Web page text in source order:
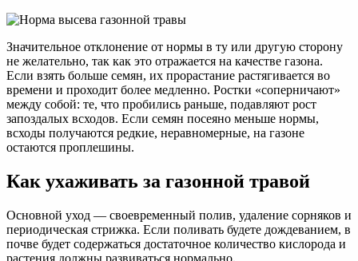
Значительное отклонение от нормы в ту или другую сторону
не желательно, так как это отражается на качестве газона.
Если взять больше семян, их прорастание растягивается во
времени и проходит более медленно. Ростки «соперничают»
между собой: те, что пробились раньше, подавляют рост
запоздалых всходов. Если семян посеяно меньше нормы,
всходы получаются редкие, неравномерные, на газоне
остаются проплешины.
Как ухаживать за газонной травой
Основной уход — своевременный полив, удаление сорняков и
периодическая стрижка. Если поливать будете дождеванием, в
почве будет содержаться достаточное количество кислорода и
растения должны развиваться нормально.